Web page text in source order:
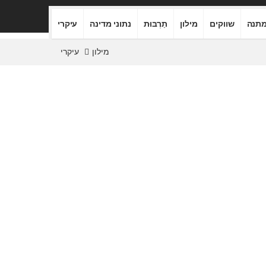
עיקרי נתוני מדינה תַרְבּוּת מילון שווקים
עיקרי מילון